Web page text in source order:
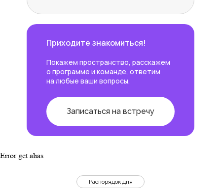
Приходите знакомиться!
Покажем пространство, расскажем
о программе и команде, ответим
на любые ваши вопросы.
Записаться на встречу
Error get alias
Распорядок дня